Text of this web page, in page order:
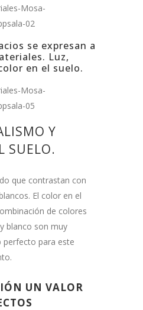
se expresan a
Luz,
en el suelo.
Y
SUELO.
que contrastan con
El color en el
de colores
blanco son muy
perfecto para este
UN VALOR